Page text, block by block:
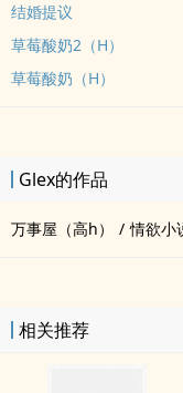
不见了！? ? ? ? ?只能通
到谁身上了，当天，看
除了看韦恩庄园的每一
? ?1.文案可见，这是一
逼污染出去了，不撅男孩
结婚提议
草莓酸奶2（H）
草莓酸奶（H）
Glex的作品
万事屋（高h） / 情欲小
相关推荐